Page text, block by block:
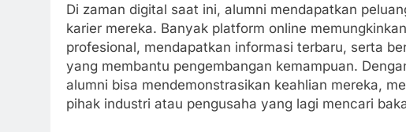
Di zaman digital saat ini, alumni mendapatkan
karier mereka. Banyak platform online
profesional, mendapatkan informasi terbaru, serta
yang membantu pengembangan kemampuan.
alumni bisa mendemonstrasikan keahlian mereka,
pihak industri atau pengusaha yang lagi mencari